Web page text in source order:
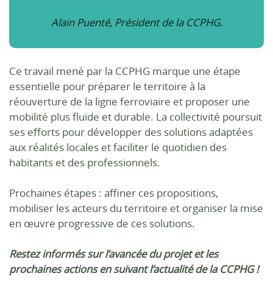
Alain Puenté, Président de la CCPHG.
Ce travail mené par la CCPHG marque une étape
essentielle pour préparer le territoire à la
réouverture de la ligne ferroviaire et proposer une
mobilité plus fluide et durable. La collectivité poursuit
ses efforts pour développer des solutions adaptées
aux réalités locales et faciliter le quotidien des
habitants et des professionnels.
Prochaines étapes : affiner ces propositions,
mobiliser les acteurs du territoire et organiser la mise
en œuvre progressive de ces solutions.
Restez informés sur l’avancée du projet et les
prochaines actions en suivant l’actualité de la CCPHG !